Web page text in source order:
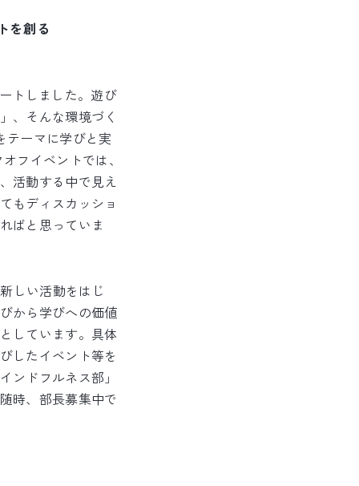
を創る
トしました。遊び
、そんな環境づく
テーマに学びと実
フイベントでは、
活動する中で見え
もディスカッショ
ばと思っていま
しい活動をはじ
から学びへの価値
しています。具体
したイベント等を
ンドフルネス部」
時、部長募集中で